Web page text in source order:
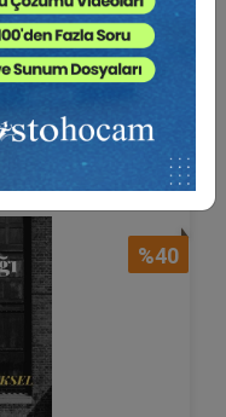
Sepete Ekle
%40